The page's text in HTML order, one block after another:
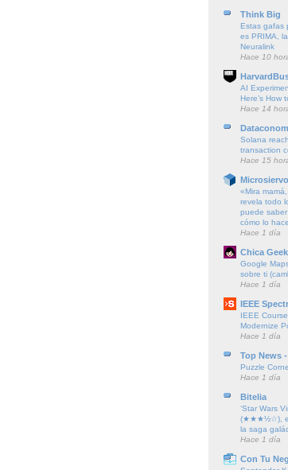
Think Big
Estas gafas
es PRIMA,
Neuralink
Hace 10
AI
Here’s How
Hace 14
Solana
transaction
Hace 15
«Mira
revela todo
puede
cómo lo hace
Hace 1 día
Chica Geek
Google
sobre ti
Hace 1 día
IEEE
IEEE
Modernize
Hace 1 día
Top News
Puzzle
Hace 1 día
Bitelia
‘Star Wars
(★★★½☆), el
la saga
Hace 1 día
Con Tu